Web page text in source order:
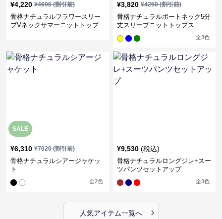
¥4,220 ¥4690(割引前)
骨格ナチュラルフラワースリー
ブVネックサマーニットトップ
¥3,820 ¥4250(割引前)
骨格ナチュラルボートネック5分
丈スリーブニットトップス
全3色
SALE
¥6,310 ¥7020(割引前)
骨格ナチュラルシアージャケッ
ト
全2色
¥9,530 (税込)
骨格ナチュラルロングジレ+スー
ツパンツセットアップ
全3色
人気アイテム一覧へ ›